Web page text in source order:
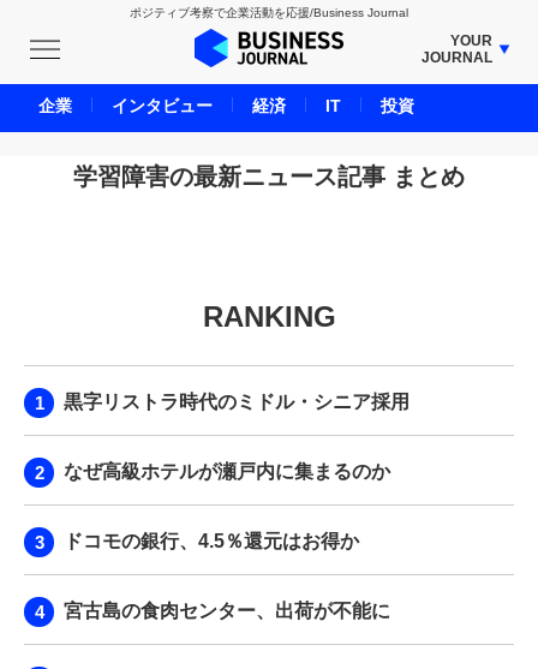
ポジティブ考察で企業活動を応援/Business Journal
YOUR
JOURNAL
BUSINESS JOURNAL
UNICORN JOURNAL
CARBON CREDITS JOURNAL
LIFE ENDING JOURNAL
BPaaS JOURNAL
学習障害の最新ニュース記事 まとめ
RANKING
黒字リストラ時代のミドル・シニア採用
なぜ高級ホテルが瀬戸内に集まるのか
ドコモの銀行、4.5％還元はお得か
宮古島の食肉センター、出荷が不能に
企業 インタビュー 経済 IT 投資